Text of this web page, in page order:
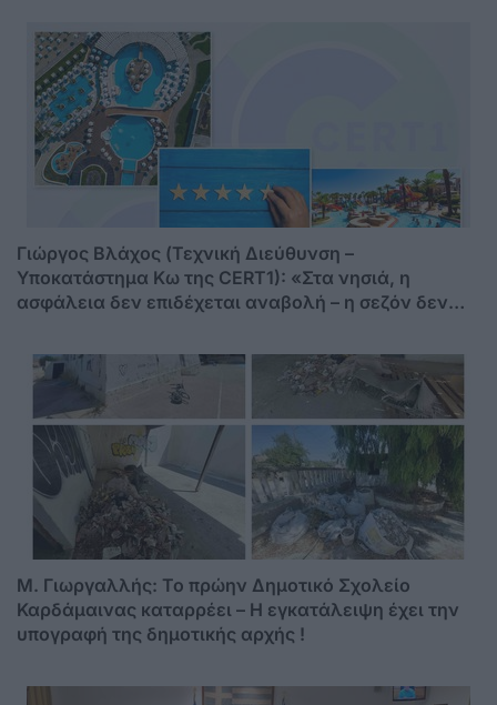
Γιώργος Βλάχος (Τεχνική Διεύθυνση –
Υποκατάστημα Κω της CERT1): «Στα νησιά, η
ασφάλεια δεν επιδέχεται αναβολή – η σεζόν δεν
M. Γιωργαλλής: Το πρώην Δημοτικό Σχολείο
Καρδάμαινας καταρρέει – Η εγκατάλειψη έχει την
υπογραφή της δημοτικής αρχής !